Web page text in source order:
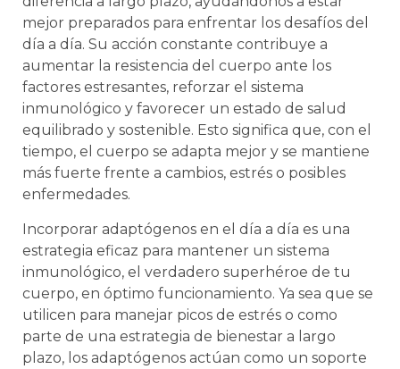
mejor preparados para enfrentar los desafíos del
día a día. Su acción constante contribuye a
aumentar la resistencia del cuerpo ante los
factores estresantes, reforzar el sistema
inmunológico y favorecer un estado de salud
equilibrado y sostenible. Esto significa que, con el
tiempo, el cuerpo se adapta mejor y se mantiene
más fuerte frente a cambios, estrés o posibles
enfermedades.
Incorporar adaptógenos en el día a día es una
estrategia eficaz para mantener un sistema
inmunológico, el verdadero superhéroe de tu
cuerpo, en óptimo funcionamiento. Ya sea que se
utilicen para manejar picos de estrés o como
parte de una estrategia de bienestar a largo
plazo, los adaptógenos actúan como un soporte